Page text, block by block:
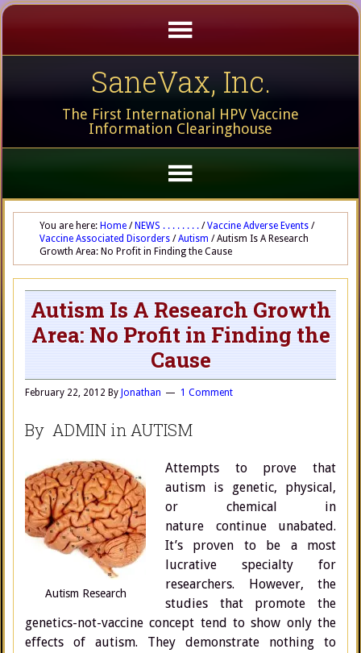
SaneVax, Inc.
The First International HPV Vaccine
Information Clearinghouse
You are here: Home / NEWS . . . . . . . . / Vaccine Adverse Events /
Vaccine Associated Disorders / Autism /Autism Is A Research
Growth Area: No Profit in Finding the Cause
Autism Is A Research Growth
Area: No Profit in Finding the
Cause
February 22, 2012 By Jonathan 1 Comment
By ADMIN in AUTISM
Autism Research
Attempts to prove that
autism is genetic, physical,
or chemical in
nature continue unabated.
It’s proven to be a most
lucrative specialty for
researchers. However, the
studies that promote the
genetics-not-vaccine concept tend to show only the
effects of autism. They demonstrate nothing to